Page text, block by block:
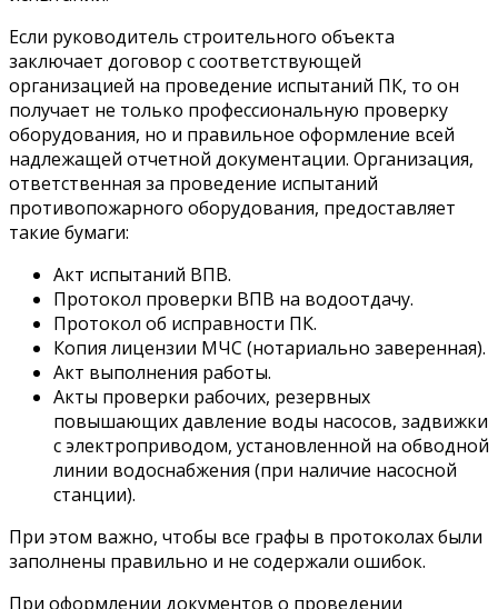
Если руководитель строительного объекта
заключает договор с соответствующей
организацией на проведение испытаний ПК, то он
получает не только профессиональную проверку
оборудования, но и правильное оформление всей
надлежащей отчетной документации. Организация,
ответственная за проведение испытаний
противопожарного оборудования, предоставляет
такие бумаги:
Акт испытаний ВПВ.
Протокол проверки ВПВ на водоотдачу.
Протокол об исправности ПК.
Копия лицензии МЧС (нотариально заверенная).
Акт выполнения работы.
Акты проверки рабочих, резервных
повышающих давление воды насосов, задвижки
с электроприводом, установленной на обводной
линии водоснабжения (при наличие насосной
станции).
При этом важно, чтобы все графы в протоколах были
заполнены правильно и не содержали ошибок.
При оформлении документов о проведении